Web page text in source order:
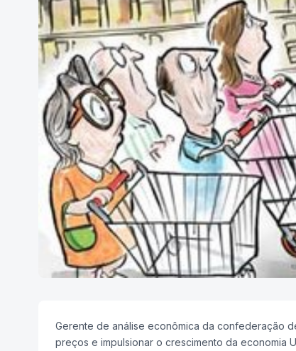
Gerente de análise econômica da confederação
preços e impulsionar o crescimento da economia